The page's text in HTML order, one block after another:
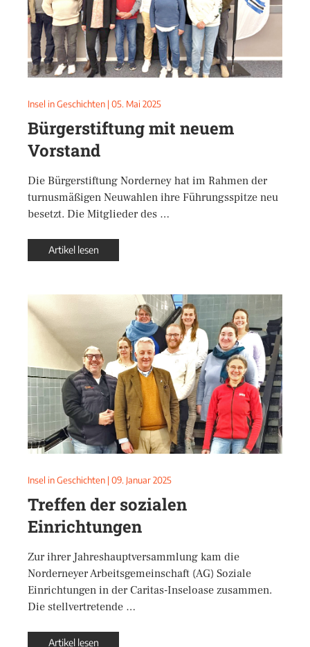
Insel in Geschichten | 05. Mai 2025
Bürgerstiftung mit neuem
Vorstand
Die Bürgerstiftung Norderney hat im Rahmen der
turnusmäßigen Neuwahlen ihre Führungsspitze neu
besetzt. Die Mitglieder des …
Artikel lesen
Insel in Geschichten | 09. Januar 2025
Treffen der sozialen
Einrichtungen
Zur ihrer Jahreshauptversammlung kam die
Norderneyer Arbeitsgemeinschaft (AG) Soziale
Einrichtungen in der Caritas-Inseloase zusammen.
Die stellvertretende …
Artikel lesen